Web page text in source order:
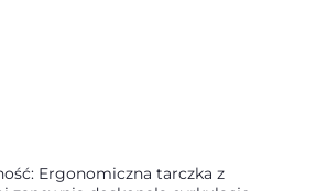
Ergonomiczna tarczka z